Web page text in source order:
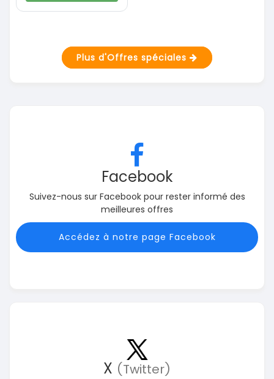
Plus d'Offres spéciales
Facebook
Suivez-nous sur Facebook pour rester informé des
meilleures offres
Accédez à notre page Facebook
X (Twitter)